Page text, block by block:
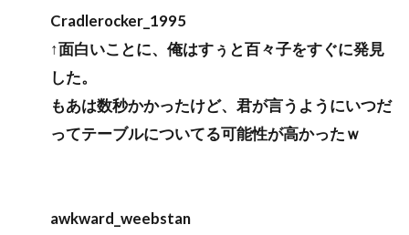
Cradlerocker_1995
↑面白いことに、俺はすぅと百々子をすぐに発見
した。
もあは数秒かかったけど、君が言うようにいつだ
ってテーブルについてる可能性が高かったｗ
awkward_weebstan